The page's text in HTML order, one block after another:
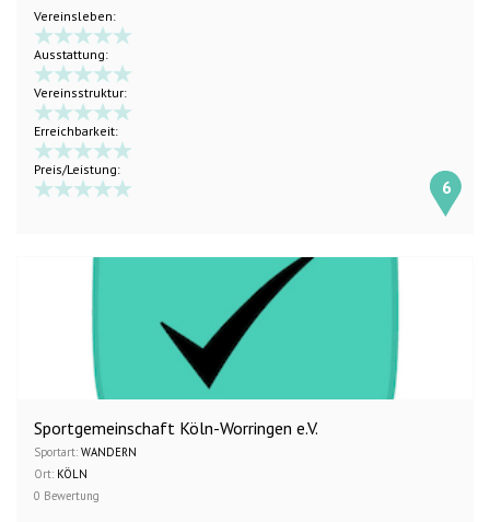
Vereinsleben:
Ausstattung:
Vereinsstruktur:
Erreichbarkeit:
Preis/Leistung:
6
Sportgemeinschaft Köln-Worringen e.V.
Sportart: WANDERN
Ort: KÖLN
0 Bewertung